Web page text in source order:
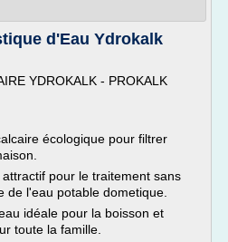
d'Eau Ydrokalk
YDROKALK - PROKALK
écologique pour filtrer
pour le traitement sans
de l'eau potable dometique.
idéale pour la boisson et
toute la famille.